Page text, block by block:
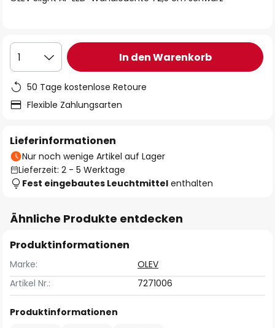
1 In den Warenkorb
50 Tage kostenlose Retoure
Flexible Zahlungsarten
Lieferinformationen
Nur noch wenige Artikel auf Lager
Lieferzeit: 2 - 5 Werktage
Fest eingebautes Leuchtmittel enthalten
Ähnliche Produkte entdecken
Produktinformationen
Marke:
OLEV
Artikel Nr.:
7271006
Produktinformationen